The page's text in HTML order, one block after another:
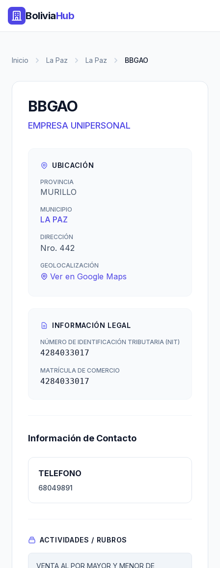
BoliviaHub
Inicio La Paz La Paz BBGAO
BBGAO
EMPRESA UNIPERSONAL
UBICACIÓN
PROVINCIA
MURILLO
MUNICIPIO
LA PAZ
DIRECCIÓN
Nro. 442
GEOLOCALIZACIÓN
Ver en Google Maps
INFORMACIÓN LEGAL
NÚMERO DE IDENTIFICACIÓN TRIBUTARIA (NIT)
4284033017
MATRÍCULA DE COMERCIO
4284033017
Información de Contacto
TELEFONO
68049891
ACTIVIDADES / RUBROS
VENTA AL POR MAYOR Y MENOR DE